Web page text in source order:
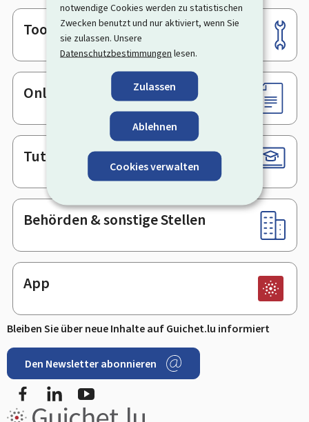
notwendige Cookies werden zu statistischen
Zwecken benutzt und nur aktiviert, wenn Sie
sie zulassen. Unsere
Datenschutzbestimmungen lesen.
Zulassen
Ablehnen
Cookies verwalten
Footer
Tools
Online-Dienste & Formulare
Tutorials
Behörden & sonstige Stellen
App
Bleiben Sie über neue Inhalte auf Guichet.lu informiert
Den Newsletter abonnieren
FacebookLinkedIn